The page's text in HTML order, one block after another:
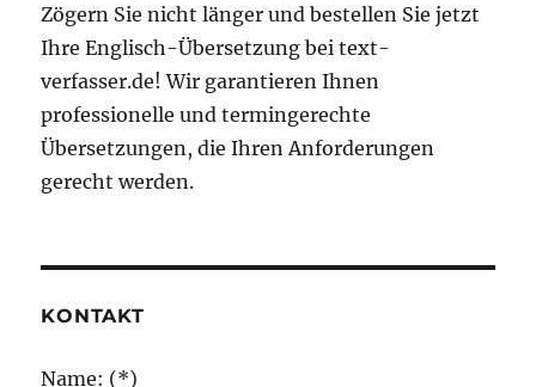
Zögern Sie nicht länger und bestellen Sie jetzt
Ihre Englisch-Übersetzung bei text-
verfasser.de! Wir garantieren Ihnen
professionelle und termingerechte
Übersetzungen, die Ihren Anforderungen
gerecht werden.
KONTAKT
Name: (*)